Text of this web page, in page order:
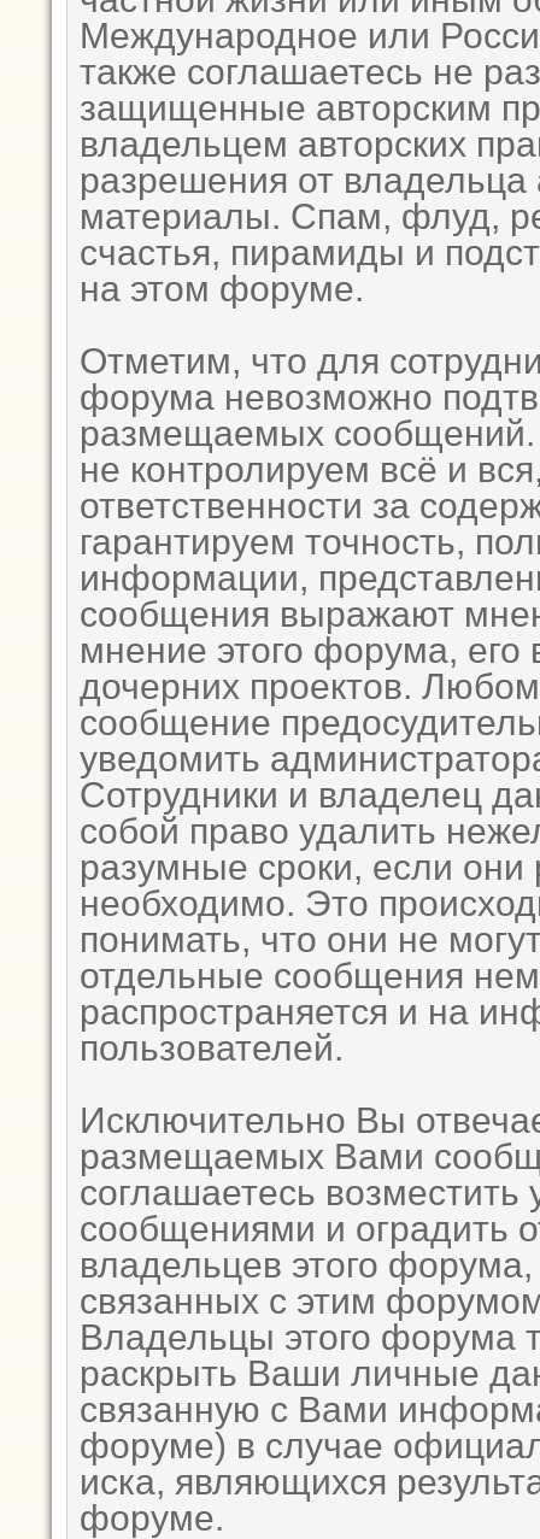
Международное или
также соглашаетесь не
защищенные авторским
владельцем авторских
разрешения от владельца
материалы. Спам, флуд,
счастья, пирамиды и
на этом форуме.
Отметим, что для
форума невозможно
размещаемых
не контролируем всё и
ответственности за
гарантируем точность,
информации,
сообщения выражают
мнение этого форума, его
дочерних проектов.
сообщение
уведомить
Сотрудники и владелец
собой право удалить
разумные сроки, если они
необходимо. Это
понимать, что они не
отдельные сообщения
распространяется и на
пользователей.
Исключительно Вы
размещаемых Вами
соглашаетесь
сообщениями и оградить
владельцев этого
связанных с этим
Владельцы этого форума
раскрыть Ваши личные
связанную с Вами
форуме) в случае
иска, являющихся
форуме.